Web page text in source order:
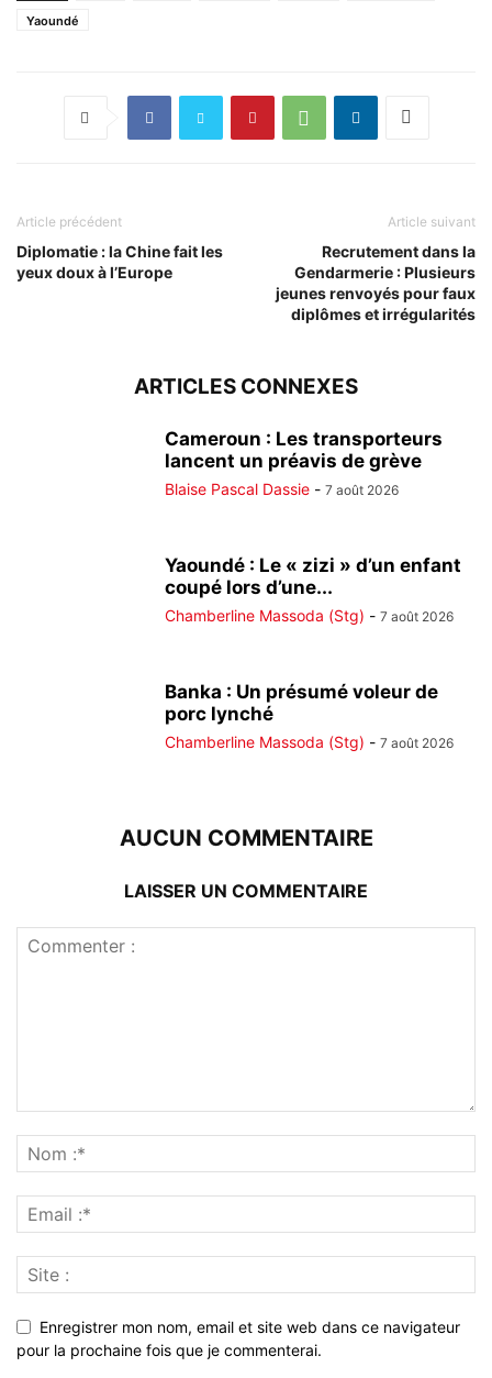
Yaoundé
Article précédent
Diplomatie : la Chine fait les
yeux doux à l’Europe
Article suivant
Recrutement dans la
Gendarmerie : Plusieurs
jeunes renvoyés pour faux
diplômes et irrégularités
ARTICLES CONNEXES
Cameroun : Les transporteurs
lancent un préavis de grève
Blaise Pascal Dassie - 7 août 2026
Yaoundé : Le « zizi » d’un enfant
coupé lors d’une...
Chamberline Massoda (Stg) - 7 août 2026
Banka : Un présumé voleur de
porc lynché
Chamberline Massoda (Stg) - 7 août 2026
AUCUN COMMENTAIRE
LAISSER UN COMMENTAIRE
Enregistrer mon nom, email et site web dans ce navigateur
pour la prochaine fois que je commenterai.